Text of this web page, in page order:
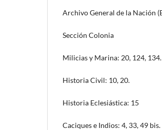
Archivo General de la Nación
Sección Colonia
Milicias y Marina: 20, 124, 134.
Historia Civil: 10, 20.
Historia Eclesiástica: 15
Caciques e Indios: 4, 33, 49 bis.